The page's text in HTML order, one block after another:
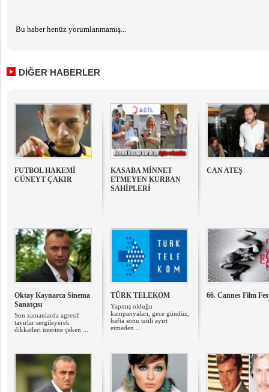
Bu haber henüz yorumlanmamış...
DİĞER HABERLER
FUTBOL HAKEMİ
CÜNEYT ÇAKIR
KASABA MİNNET
ETMEYEN KURBAN
SAHİPLERİ
CAN ATEŞ
Oktay Kaynarca Sinema
Sanatçısı
Son zamanlarda agresif
tavırlar sergileyerek
dikkatleri üzerine çeken ...
TÜRK TELEKOM
Yapmış olduğu
kampanyaları, gece gündüz,
hafta sonu tatili ayırt
etmeden ...
66. Cannes Film